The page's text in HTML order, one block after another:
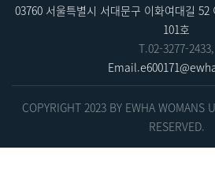
03760 서울특별시 서대문구 이화여대길
101호
T.02-3277-2433,
Email.
COPYRIGHT 2023 BY EWHA WOMANS
RESERVED.